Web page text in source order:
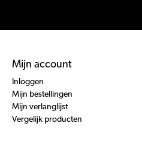
Mijn account
Inloggen
Mijn bestellingen
Mijn verlanglijst
Vergelijk producten